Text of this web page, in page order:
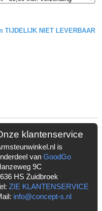
TIJDELIJK NIET LEVERBAAR
klantenservice
is
van GoodGo
9C
HS Zuidbroek
ZIE KLANTENSERVICE
info@concept-s.nl